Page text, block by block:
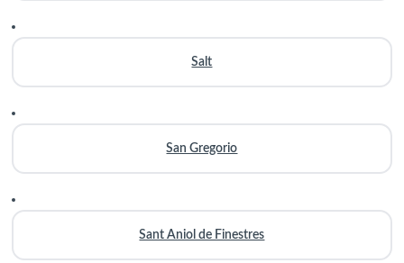
Salt
San Gregorio
Sant Aniol de Finestres